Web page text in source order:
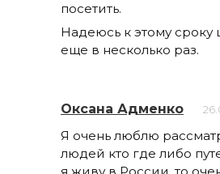
посетить.
Надеюсь к этому сроку
еще в несколько раз.
Оксана Адменко
Я очень люблю
людей кто где либо